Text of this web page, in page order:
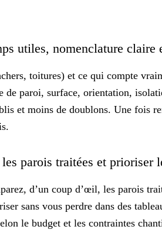
utiles, nomenclature claire
toitures) et ce qui compte
de paroi, surface, orientation,
et moins de doublons. Une fois
parois traitées et prioriser
d’un coup d’œil, les parois
sans vous perdre dans des
le budget et les contraintes